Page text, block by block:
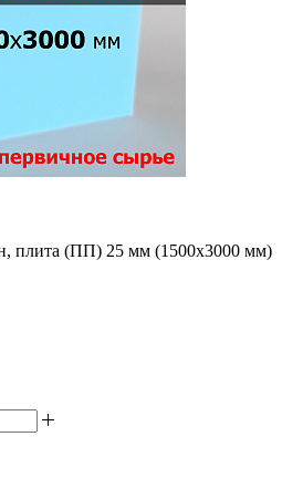
плита (ПП) 25 мм (1500х3000 мм)